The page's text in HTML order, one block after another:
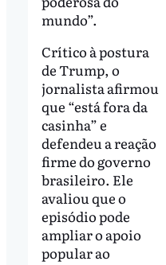
mundo”.
Crítico à postura
de Trump, o
jornalista afirmou
que “está fora da
casinha” e
defendeu a reação
firme do governo
brasileiro. Ele
avaliou que o
episódio pode
ampliar o apoio
popular ao